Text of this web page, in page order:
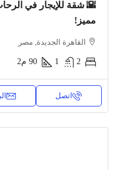
🌇 شقة للإيجار في
مميز!
القاهرة الجديدة, مصر
2
1
90 م2
اتصل